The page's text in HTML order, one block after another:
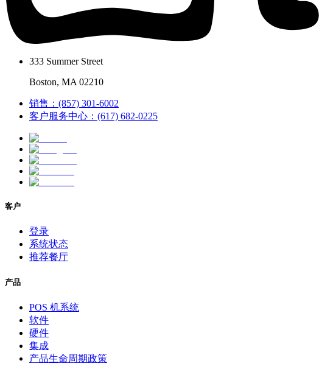
333 Summer Street
Boston, MA 02210
销售：(857) 301-6002
客户服务中心：(617) 682-0225
客户
登录
系统状态
推荐餐厅
产品
POS 机系统
软件
硬件
集成
产品生命周期政策